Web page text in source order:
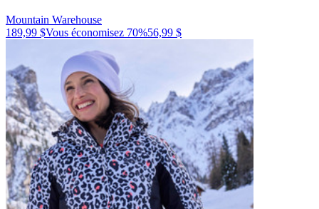
Mountain Warehouse
189,99 $Vous économisez 70%56,99 $